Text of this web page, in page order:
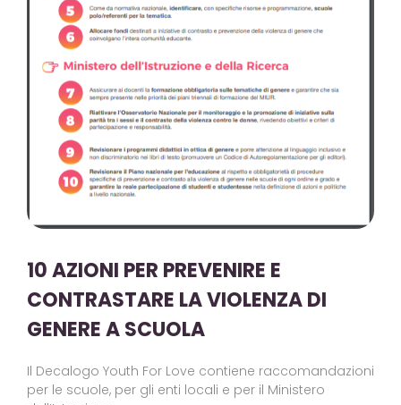
10 AZIONI PER PREVENIRE E
CONTRASTARE LA VIOLENZA DI
GENERE A SCUOLA
Il Decalogo Youth For Love contiene raccomandazioni
per le scuole, per gli enti locali e per il Ministero